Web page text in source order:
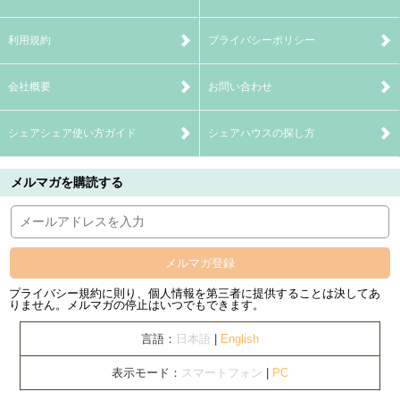
利用規約 プライバシーポリシー
会社概要 お問い合わせ
シェアシェア使い方ガイド シェアハウスの探し方
メルマガを購読する
メルマガ登録
プライバシー規約に則り、個人情報を第三者に提供することは決してあ
りません。メルマガの停止はいつでもできます。
言語： 日本語 | English
表示モード： スマートフォン | PC